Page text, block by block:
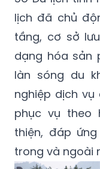
lịch đã chủ
tầng, cơ sở
dạng hóa sản
làn sóng du
nghiệp dịch
phục vụ theo
thiện, đáp
trong và ngoài